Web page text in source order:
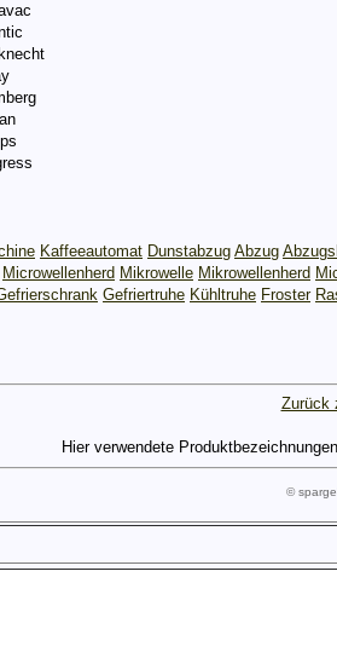
Kaffeeautomat Dunstabzug Abzug
Microwellenherd Mikrowelle Mikrowellenherd
Gefriertruhe Kühltruhe Froster
Zurück
Hier verwendete
©